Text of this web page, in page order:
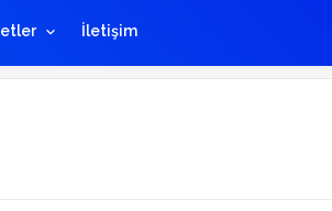
İletişim